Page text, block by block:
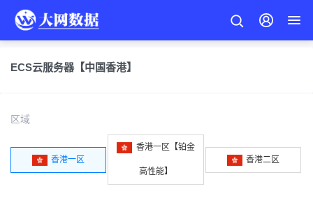
ECS云服务器【中国香港】
区域
香港一区
香港一区【铂金
高性能】
香港二区